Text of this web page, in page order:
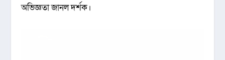
অভিজ্ঞতা জানল দর্শক।